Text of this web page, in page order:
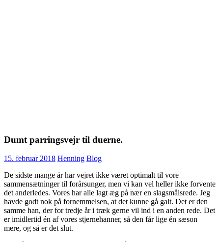
Dumt parringsvejr til duerne.
15. februar 2018 Henning Blog
De sidste mange år har vejret ikke været optimalt til vore
sammensætninger til forårsunger, men vi kan vel heller ikke forvente
det anderledes. Vores har alle lagt æg på nær en slagsmålsrede. Jeg
havde godt nok på fornemmelsen, at det kunne gå galt. Det er den
samme han, der for tredje år i træk gerne vil ind i en anden rede. Det
er imidlertid én af vores stjernehanner, så den får lige én sæson
mere, og så er det slut.